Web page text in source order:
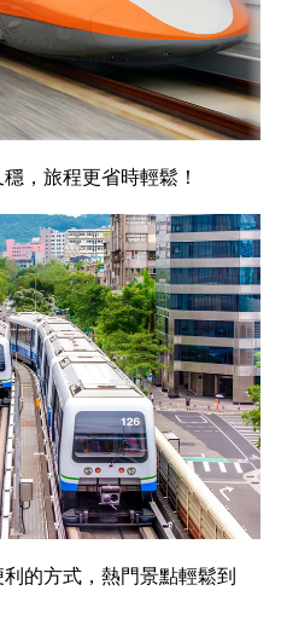
，旅程更省時輕鬆！
的方式，熱門景點輕鬆到